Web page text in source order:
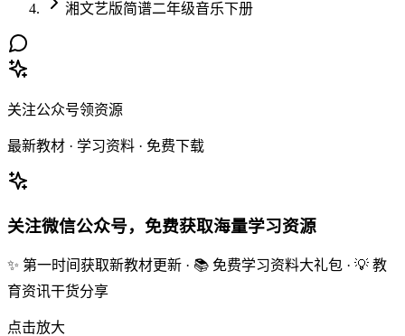
湘文艺版简谱二年级音乐下册
关注公众号领资源
最新教材 · 学习资料 · 免费下载
关注微信公众号，免费获取海量学习资源
✨ 第一时间获取新教材更新 · 📚 免费学习资料大礼包 · 💡 教
育资讯干货分享
点击放大